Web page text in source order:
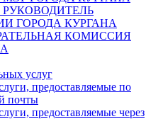
ГОРОДА КУРГАНА
КОМИССИЯ
услуг
предоставляемые по
почты
предоставляемые через